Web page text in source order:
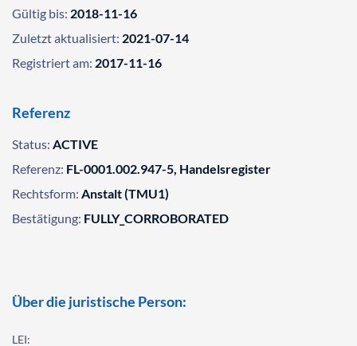
Gültig bis: 2018-11-16
Zuletzt aktualisiert: 2021-07-14
Registriert am: 2017-11-16
Referenz
Status: ACTIVE
Referenz: FL-0001.002.947-5, Handelsregister
Rechtsform: Anstalt (TMU1)
Bestätigung: FULLY_CORROBORATED
Über die juristische Person:
LEI: